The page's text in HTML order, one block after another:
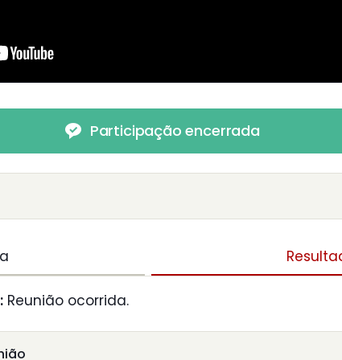
Participação encerrada
Reunião ocorrida.